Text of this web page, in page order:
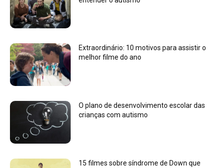
Extraordinário: 10 motivos para assistir o
melhor filme do ano
O plano de desenvolvimento escolar das
crianças com autismo
15 filmes sobre síndrome de Down que